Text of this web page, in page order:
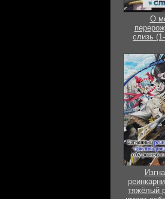
О
слизь
тяжёлый